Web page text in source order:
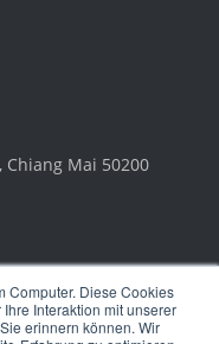
Computer. Diese Cookies
Interaktion mit unserer
erinnern können. Wir
Chiang Mai 50200